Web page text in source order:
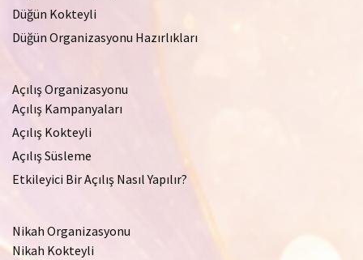
Düğün Kokteyli
Düğün Organizasyonu Hazırlıkları
Açılış Organizasyonu
Açılış Kampanyaları
Açılış Kokteyli
Açılış Süsleme
Etkileyici Bir Açılış Nasıl Yapılır?
Nikah Organizasyonu
Nikah Kokteyli